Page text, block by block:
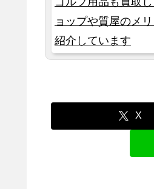
ョップや質屋のメ
紹介しています
X